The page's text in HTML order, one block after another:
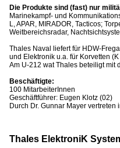
Die Produkte sind (fast) nur
Marinekampf- und
L, APAR, MIRADOR, Tacticos;
Weitbereichsradar,
Thales Naval liefert für HDW-
und Elektronik u.a. für Korvetten
Am U-212 wat Thales beteiligt mit
Beschäftigte:
100 MitarbeiterInnen
Geschäftführer: Eugen Klotz (02)
Durch Dr. Gunnar Mayer
Thales ElektroniK